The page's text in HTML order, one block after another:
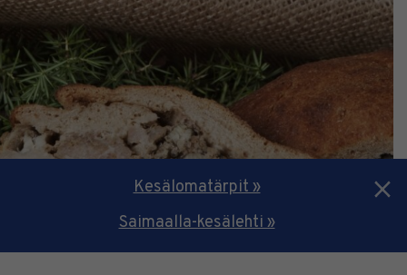
Kesälomatärpit »
Saimaalla-kesälehti »